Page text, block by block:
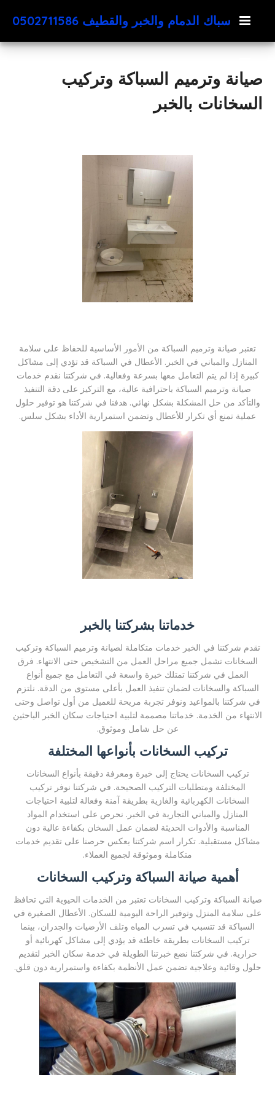
سباك الدمام والخبر والقطيف 0502711586
صيانة وترميم السباكة وتركيب
السخانات بالخبر
تعتبر صيانة وترميم السباكة من الأمور الأساسية للحفاظ على سلامة
المنازل والمباني في الخبر. الأعطال في السباكة قد تؤدي إلى مشاكل
كبيرة إذا لم يتم التعامل معها بسرعة وفعالية. في شركتنا نقدم خدمات
صيانة وترميم السباكة باحترافية عالية، مع التركيز على دقة التنفيذ
والتأكد من حل المشكلة بشكل نهائي. هدفنا في شركتنا هو توفير حلول
عملية تمنع أي تكرار للأعطال وتضمن استمرارية الأداء بشكل سلس.
خدماتنا بشركتنا بالخبر
تقدم شركتنا في الخبر خدمات متكاملة لصيانة وترميم السباكة وتركيب
السخانات تشمل جميع مراحل العمل من التشخيص حتى الانتهاء. فرق
العمل في شركتنا تمتلك خبرة واسعة في التعامل مع جميع أنواع
السباكة والسخانات لضمان تنفيذ العمل بأعلى مستوى من الدقة. نلتزم
في شركتنا بالمواعيد ونوفر تجربة مريحة للعميل من أول تواصل وحتى
الانتهاء من الخدمة. خدماتنا مصممة لتلبية احتياجات سكان الخبر الباحثين
عن حل شامل وموثوق.
تركيب السخانات بأنواعها المختلفة
تركيب السخانات يحتاج إلى خبرة ومعرفة دقيقة بأنواع السخانات
المختلفة ومتطلبات التركيب الصحيحة. في شركتنا نوفر تركيب
السخانات الكهربائية والغازية بطريقة آمنة وفعالة لتلبية احتياجات
المنازل والمباني التجارية في الخبر. نحرص على استخدام المواد
المناسبة والأدوات الحديثة لضمان عمل السخان بكفاءة عالية دون
مشاكل مستقبلية. تكرار اسم شركتنا يعكس حرصنا على تقديم خدمات
متكاملة وموثوقة لجميع العملاء.
أهمية صيانة السباكة وتركيب السخانات
صيانة السباكة وتركيب السخانات تعتبر من الخدمات الحيوية التي تحافظ
على سلامة المنزل وتوفير الراحة اليومية للسكان. الأعطال الصغيرة في
السباكة قد تتسبب في تسرب المياه وتلف الأرضيات والجدران، بينما
تركيب السخانات بطريقة خاطئة قد يؤدي إلى مشاكل كهربائية أو
حرارية. في شركتنا نضع خبرتنا الطويلة في خدمة سكان الخبر لتقديم
حلول وقائية وعلاجية تضمن عمل الأنظمة بكفاءة واستمرارية دون قلق.